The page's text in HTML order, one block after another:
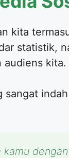
kita
statistik,
audiens kita.